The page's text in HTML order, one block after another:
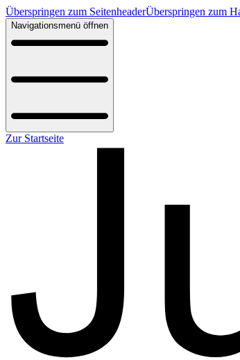
Überspringen zum SeitenheaderÜberspringen zum
Navigationsmenü öffnen
Zur Startseite